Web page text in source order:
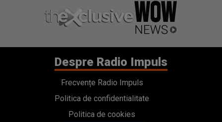
Despre Radio Impuls
Frecvențe Radio Impuls
Politica de confidentialitate
Politica de cookies